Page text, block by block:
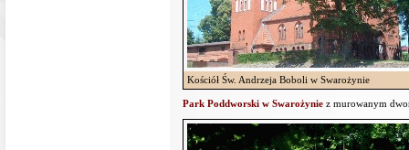
Kościół Św. Andrzeja Boboli w Swarożynie
Park Poddworski w Swarożynie z murowanym